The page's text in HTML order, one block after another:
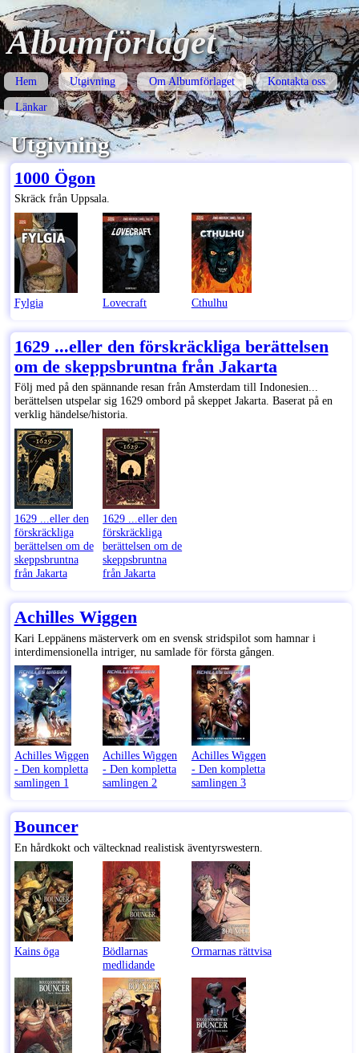
Albumförlaget
Hem Utgivning Om Albumförlaget
Kontakta oss
Länkar
Utgivning
1000 Ögon
Skräck från Uppsala.
Fylgia Lovecraft Cthulhu
1629 ...eller den förskräckliga berättelsen
om de skeppsbruntna från Jakarta
Följ med på den spännande resan från Amsterdam till Indonesien...
berättelsen utspelar sig 1629 ombord på skeppet Jakarta. Baserat på en
verklig händelse/historia.
1629 ...eller den
förskräckliga
berättelsen om de
skeppsbruntna
från Jakarta
1629 ...eller den
förskräckliga
berättelsen om de
skeppsbruntna
från Jakarta
Achilles Wiggen
Kari Leppänens mästerverk om en svensk stridspilot som hamnar i
interdimensionella intriger, nu samlade för första gången.
Achilles Wiggen
- Den kompletta
samlingen 1
Achilles Wiggen
- Den kompletta
samlingen 2
Achilles Wiggen
- Den kompletta
samlingen 3
Bouncer
En hårdkokt och vältecknad realistisk äventyrswestern.
Kains öga
Bödlarnas
medlidande
Ormarnas rättvisa